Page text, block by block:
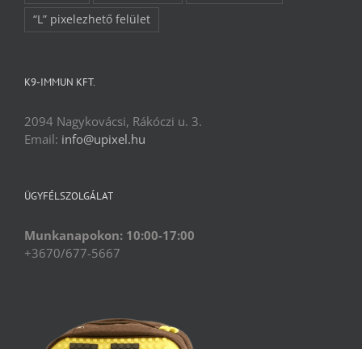
“L” pixelezhető felület
K9-IMMUN KFT.
2094 Nagykovácsi, Rákóczi u. 3.
Email: info@upixel.hu
ÜGYFÉLSZOLGÁLAT
Munkanapokon: 10:00-17:00
+3670/677-5667